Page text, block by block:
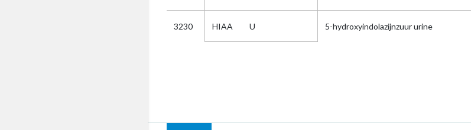
3230 HIAA U 5-hydroxyindolazijnzuur urine